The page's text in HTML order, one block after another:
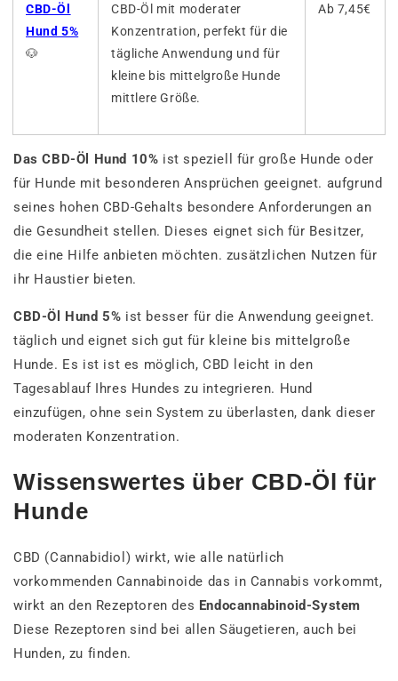
CBD-Öl
Hund 5%
🐶
CBD-Öl mit moderater
Konzentration, perfekt für die
tägliche Anwendung und für
kleine bis mittelgroße Hunde
mittlere Größe.
Ab 7,45€
Das CBD-Öl Hund 10% ist speziell für große Hunde oder
für Hunde mit besonderen Ansprüchen geeignet. aufgrund
seines hohen CBD-Gehalts besondere Anforderungen an
die Gesundheit stellen. Dieses eignet sich für Besitzer,
die eine Hilfe anbieten möchten. zusätzlichen Nutzen für
ihr Haustier bieten.
CBD-Öl Hund 5% ist besser für die Anwendung geeignet.
täglich und eignet sich gut für kleine bis mittelgroße
Hunde. Es ist ist es möglich, CBD leicht in den
Tagesablauf Ihres Hundes zu integrieren. Hund
einzufügen, ohne sein System zu überlasten, dank dieser
moderaten Konzentration.
Wissenswertes über CBD-Öl für
Hunde
CBD (Cannabidiol) wirkt, wie alle natürlich
vorkommenden Cannabinoide das in Cannabis vorkommt,
wirkt an den Rezeptoren des Endocannabinoid-System
Diese Rezeptoren sind bei allen Säugetieren, auch bei
Hunden, zu finden.